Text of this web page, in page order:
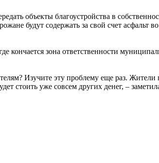
объекты благоустройства в
будут содержать за свой счет асфальт
кончается зона ответственности
Изучите эту проблему еще раз.
стоить уже совсем других денег, –